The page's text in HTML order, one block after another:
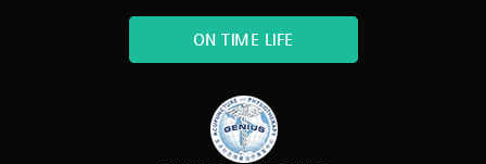
ON TIME LIFE